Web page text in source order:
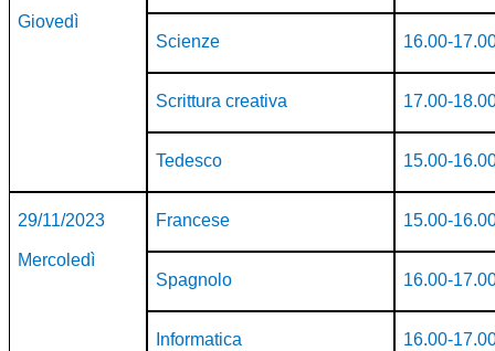
Giovedì
Scienze 16.00-
Scrittura creativa 17.00-
Tedesco 15.00-
29/11/2023
Mercoledì
Francese 15.00-
Spagnolo 16.00-
Informatica 16.00-